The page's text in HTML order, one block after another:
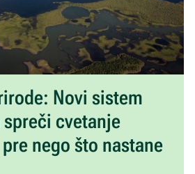
Novi sistem
cvetanje
nego što nastane